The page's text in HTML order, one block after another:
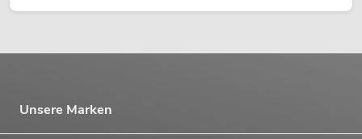
Unsere Marken